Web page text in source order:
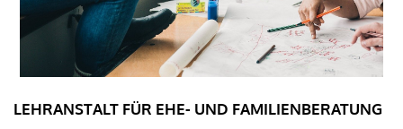
LEHRANSTALT FÜR EHE- UND FAMILIENBERATUNG